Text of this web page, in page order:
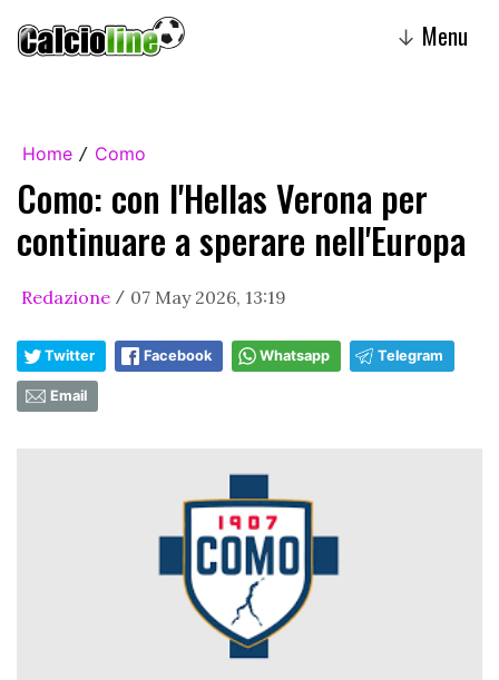
↓ Menu
Home / Como
Como: con l'Hellas Verona per
continuare a sperare nell'Europa
Redazione / 07 May 2026, 13:19
Twitter Facebook Whatsapp Telegram
Email